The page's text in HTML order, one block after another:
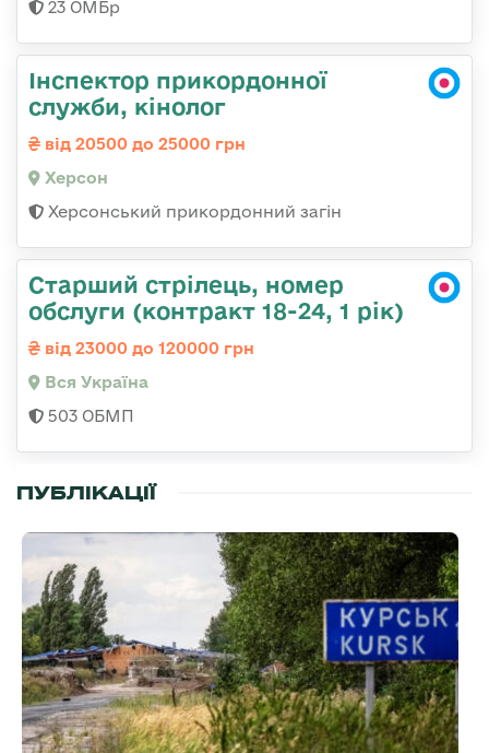
23 ОМБр
Інспектор прикордонної
служби, кінолог
від 20500 до 25000 грн
Херсон
Херсонський прикордонний загін
Старший стрілець, номер
обслуги (контракт 18-24, 1 рік)
від 23000 до 120000 грн
Вся Україна
503 ОБМП
ПУБЛІКАЦІЇ